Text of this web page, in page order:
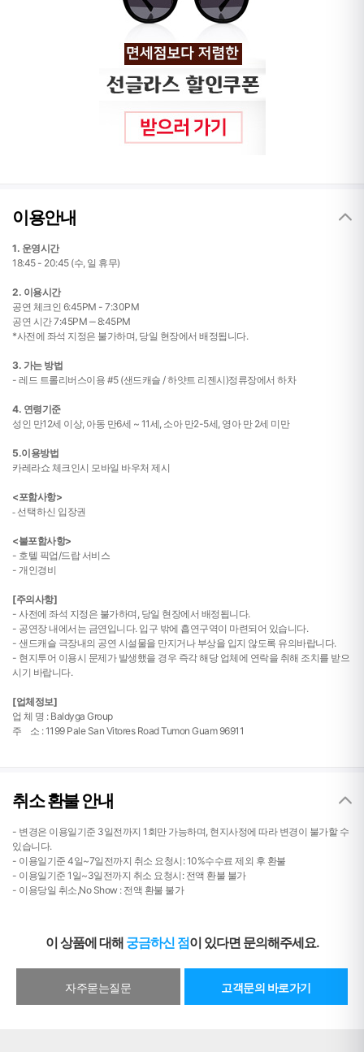
이용안내
1. 운영시간
18:45 - 20:45 (수, 일 휴무)
2. 이용시간
공연 체크인 6:45PM - 7:30PM
공연 시간 7:45PM ‒ 8:45PM
*사전에 좌석 지정은 불가하며, 당일 현장에서 배정됩니다.
3. 가는 방법
- 레드 트롤리버스이용 #5 (샌드캐슬 / 하얏트 리젠시)정류장에서 하차
4. 연령기준
성인 만12세 이상, 아동 만6세 ~ 11세, 소아 만2-5세, 영아 만 2세 미만
5.이용방법
카레라쇼 체크인시 모바일 바우처 제시
<포함사항>
- 선택하신 입장권
<불포함사항>
- 호텔 픽업/드랍 서비스
- 개인경비
[주의사항]
- 사전에 좌석 지정은 불가하며, 당일 현장에서 배정됩니다.
- 공연장 내에서는 금연입니다. 입구 밖에 흡연구역이 마련되어 있습니다.
- 샌드캐슬 극장내의 공연 시설물을 만지거나 부상을 입지 않도록 유의바랍니다.
- 현지투어 이용시 문제가 발생했을 경우 즉각 해당 업체에 연락을 취해 조치를 받으
시기 바랍니다.
[업체정보]
업 체 명 : Baldyga Group
주 소 : 1199 Pale San Vitores Road Tumon Guam 96911
취소 환불 안내
- 변경은 이용일기준 3일전까지 1회만 가능하며, 현지사정에 따라 변경이 불가할 수
있습니다.
- 이용일기준 4일~7일전까지 취소 요청시: 10%수수료 제외 후 환불
- 이용일기준 1일~3일전까지 취소 요청시: 전액 환불 불가
- 이용당일 취소,No Show : 전액 환불 불가
이 상품에 대해 궁금하신 점이 있다면 문의해주세요.
자주묻는질문 고객문의 바로가기